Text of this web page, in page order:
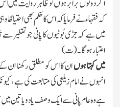
اگر دونوں برابر ہوں تو ظاہر روایت میں
کہ فقہاء نے فرمایا کہ اس کا حکم بھی
میں ہے کہ جڑی بُوٹیوں کا پانی جو تقطیر
اعتبار ہوگا۔ (ت)
میں کہتا ہوںان کا اس کو مطلق رکھنا
انہوں نے امام زیلعی کی متابعت کی ہے ،
ہے وہ عام پانی سے ایك وصف یا دو یا تین